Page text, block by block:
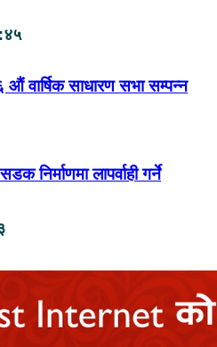
वार्षिक साधारण सभा सम्पन्न
निर्माणमा लापर्वाही गर्ने